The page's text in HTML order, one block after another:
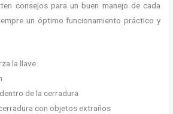
consejos para un buen manejo de cada
un óptimo funcionamiento práctico y
la llave
de la cerradura
con objetos extraños